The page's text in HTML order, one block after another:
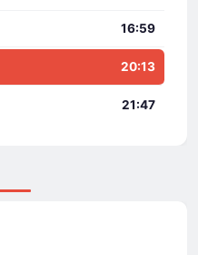
16:59
20:13
21:47